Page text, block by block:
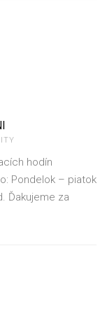
hodín
Pondelok – piatok
za